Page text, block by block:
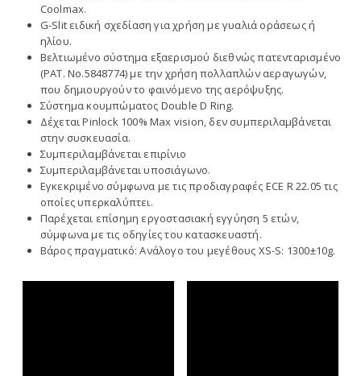
Coolmax.
G-Slit ειδική σχεδίαση για χρήση με γυαλιά οράσεως ή
ηλίου.
Βελτιωμένο σύστημα εξαερισμού διεθνώς πατενταρισμένο
(PAT. No.5848774) με την χρήση πολλαπλών αεραγωγών,
που δημιουργούν το φαινόμενο της αερόψυξης.
Σύστημα κουμπώματος Double D Ring.
Δέχεται Pinlock 100% Max vision, δεν συμπεριλαμβάνεται
στην συσκευασία.
Συμπεριλαμβάνεται επιρίνιο
Συμπεριλαμβάνεται υποσιάγωνο.
Εγκεκριμένο σύμφωνα με τις προδιαγραφές ECE R 22.05 τις
οποίες υπερκαλύπτει.
Παρέχεται επίσημη εργοστασιακή εγγύηση 5 ετών,
σύμφωνα με τις οδηγίες του κατασκευαστή.
Βάρος πραγματικό: Ανάλογο του μεγέθους XS-S: 1300±10g.